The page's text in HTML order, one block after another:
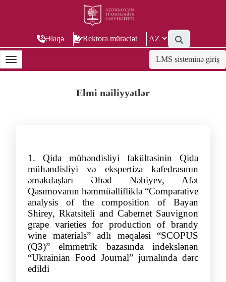
Əlaqə Rektora müraciət
LMS sisteminə giriş
Elmi nailiyyətlər
1 .
Qida mühəndisliyi fakültəsinin Qida
mühəndisliyi və ekspertiza kafedrasının
əməkdaşları Əhəd Nəbiyev, Afət
Qasımovanın həmmüəllifliklə “Comparative
analysis of the composition of Bayan
Shirey, Rkatsiteli and Cabernet Sauvignon
grape varieties for production of brandy
wine materials”adlı məqaləsi “SCOPUS
(Q3)” elmmetrik bazasında indekslənən
“Ukrainian Food Journal” jurnalında dərc
edildi